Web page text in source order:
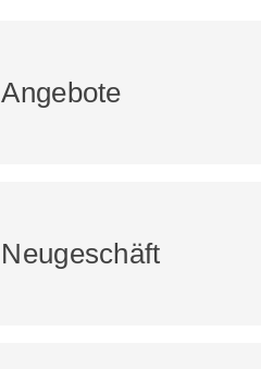
Angebote
Neugeschäft